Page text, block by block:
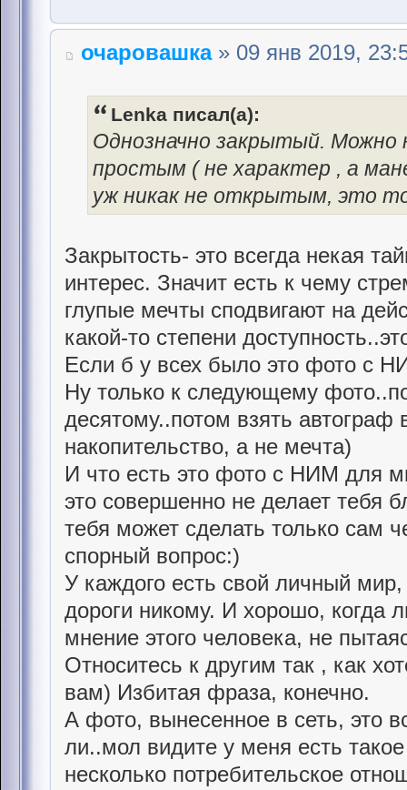
очаровашка» 09 янв 2019,
Lenka писал(а):
Однозначно закрытый. Можно
простым ( не характер , а
уж никак не открытым, это
Закрытость- это всегда некая
интерес. Значит есть к чему
глупые мечты сподвигают на
какой-то степени
Если б у всех было это фото с
Ну только к следующему
десятому..потом взять автограф
накопительство, а не мечта)
И что есть это фото с НИМ для
это совершенно не делает тебя
тебя может сделать только сам
спорный вопрос:)
У каждого есть свой личный мир,
дороги никому. И хорошо, когда
мнение этого человека, не
Относитесь к другим так , как
вам) Избитая фраза, конечно.
А фото, вынесенное в сеть, это
ли..мол видите у меня есть
несколько потребительское